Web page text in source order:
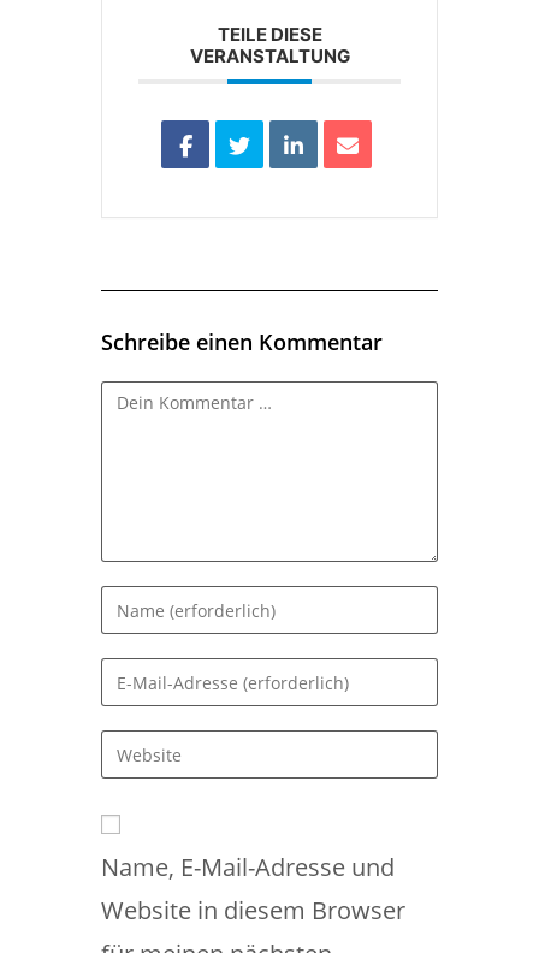
TEILE DIESE
VERANSTALTUNG
Schreibe einen Kommentar
Kommentar
Gib
deinen
Namen
oder
zum
Kommentieren
ein
Gib
deine
E-
Mail-
zum
ein
Gib
deine
URL
ein
Name, E-Mail-Adresse und
Website in diesem Browser